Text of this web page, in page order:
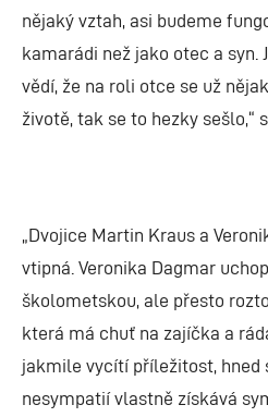
nějaký vztah, asi budeme
kamarádi než jako otec a syn.
vědí, že na roli otce se už
životě, tak se to hezky sešlo,“
„Dvojice Martin Kraus a
vtipná. Veronika Dagmar
školometskou, ale přesto
která má chuť na zajíčka a
jakmile vycítí příležitost, hned
nesympatií vlastně získává